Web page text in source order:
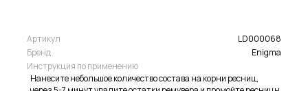
Артикул
LD000068
Бренд
Enigma
Инструкция по применению
Нанесите небольшое количество состава на корни ресниц,